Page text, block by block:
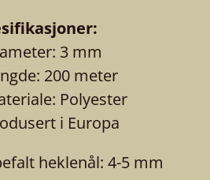
3 mm
200 meter
Polyester
i Europa
heklenål: 4-5 mm